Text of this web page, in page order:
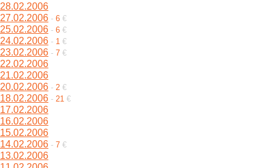
28.02.2006
27.02.2006 - 6 €
25.02.2006 - 6 €
24.02.2006 - 1 €
23.02.2006 - 7 €
22.02.2006
21.02.2006
20.02.2006 - 2 €
18.02.2006 - 21 €
17.02.2006
16.02.2006
15.02.2006
14.02.2006 - 7 €
13.02.2006